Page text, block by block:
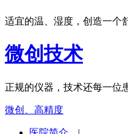
适宜的温、湿度，创造一个
微创技术
正规的仪器，技术还每一位
微创、高精度